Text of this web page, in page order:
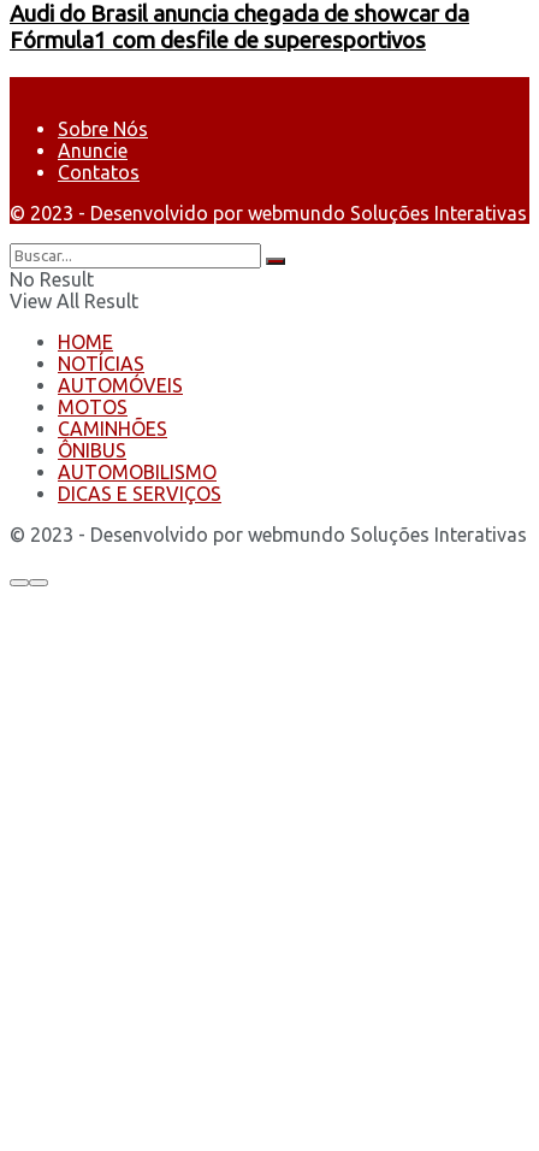
Audi do Brasil anuncia chegada de showcar da
Fórmula1 com desfile de superesportivos
Sobre Nós
Anuncie
Contatos
© 2023 - Desenvolvido por webmundo Soluções Interativas
No Result
View All Result
HOME
NOTÍCIAS
AUTOMÓVEIS
MOTOS
CAMINHÕES
ÔNIBUS
AUTOMOBILISMO
DICAS E SERVIÇOS
© 2023 - Desenvolvido por webmundo Soluções Interativas